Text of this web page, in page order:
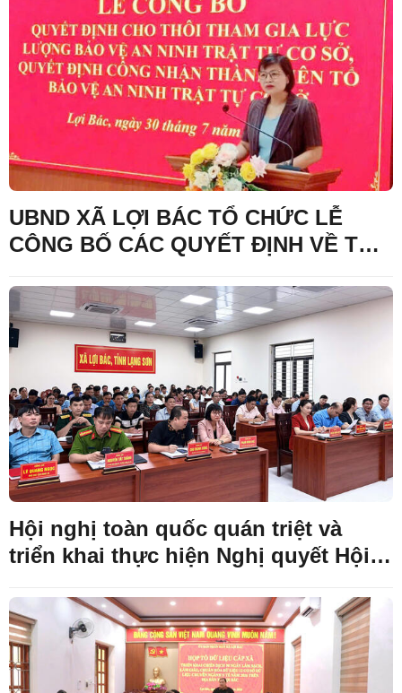
CỤM THÔN KHÒN CHÁO- CO CAI,
THÔN HỢP NHẤT VÀ THÔN KHÒN
SÈ
UBND XÃ LỢI BÁC TỔ CHỨC LỄ
CÔNG BỐ CÁC QUYẾT ĐỊNH VỀ TỔ
SỞ
Hội nghị toàn quốc quán triệt và
triển khai thực hiện Nghị quyết Hội
Trung ương Đảng khóa XIV